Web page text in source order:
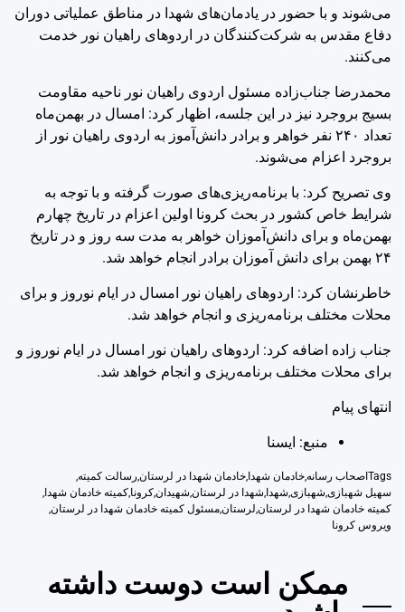
می‌شوند و با حضور در یادمان‌های شهدا در مناطق عملیاتی دوران
دفاع مقدس به شرکت‌کنندگان در اردوهای راهیان نور خدمت
می‌کنند.
محمدرضا جناب‌زاده مسئول اردوی راهیان نور ناحیه مقاومت
بسیج بروجرد نیز در این جلسه، اظهار کرد: امسال در بهمن‌ماه
تعداد ۲۴۰ نفر خواهر و برادر دانش‌آموز به اردوی راهیان نور از
بروجرد اعزام می‌شوند.
وی تصریح کرد: با برنامه‌ریزی‌های صورت گرفته و با توجه به
شرایط خاص کشور در بحث کرونا اولین اعزام در تاریخ چهارم
بهمن‌ماه و برای دانش‌آموزان خواهر به مدت سه روز و در تاریخ
۲۴ بهمن برای دانش آموزان برادر انجام خواهد شد.
خاطرنشان کرد: اردوهای راهیان نور امسال در ایام نوروز و برای
محلات مختلف برنامه‌ریزی و انجام خواهد شد.
جناب زاده اضافه کرد: اردوهای راهیان نور امسال در ایام نوروز و
برای محلات مختلف برنامه‌ریزی و انجام خواهد شد.
انتهای پیام
منبع: ايسنا
Tags اصحاب رسانه,خادمان شهدا ,خادمان شهدا در لرستان,رسالت کمیته,
سهیل شهبازی,شهبازی,شهدا ,شهدا در لرستان,شهیدان,کرونا,کمیته خادمان شهدا ,
کمیته خادمان شهدا در لرستان,لرستان,مسئول کمیته خادمان شهدا در لرستان,
ویروس کرونا
ممکن است دوست داشته